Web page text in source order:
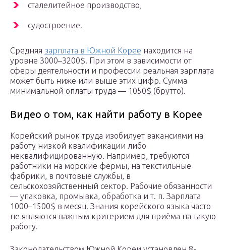
сталелитейное производство,
судостроение.
Средняя зарплата в Южной Корее находится на
уровне 3000–3200$. При этом в зависимости от
сферы деятельности и профессии реальная зарплата
может быть ниже или выше этих цифр. Сумма
минимальной оплаты труда — 1050$ (брутто).
Видео о том, как найти работу в Корее
Корейский рынок труда изобилует вакансиями на
работу низкой квалификации либо
неквалифицированную. Например, требуются
работники на морские фермы, на текстильные
фабрики, в почтовые службы, в
сельскохозяйственный сектор. Рабочие обязанности
— упаковка, промывка, обработка и т. п. Зарплата
1000–1500$ в месяц. Знания корейского языка часто
не являются важным критерием для приёма на такую
работу.